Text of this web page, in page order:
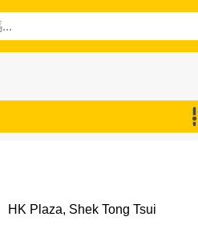
HK Plaza, Shek Tong Tsui